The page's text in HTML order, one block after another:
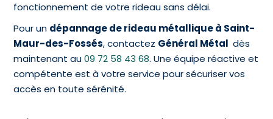
fonctionnement de votre rideau sans délai.
Pour un dépannage de rideau métallique à Saint-
Maur-des-Fossés, contactez Général Métal dès
maintenant au09 72 58 43 68. Une équipe réactive et
compétente est à votre service pour sécuriser vos
accès en toute sérénité.